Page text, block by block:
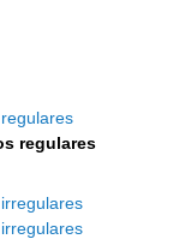
regulares